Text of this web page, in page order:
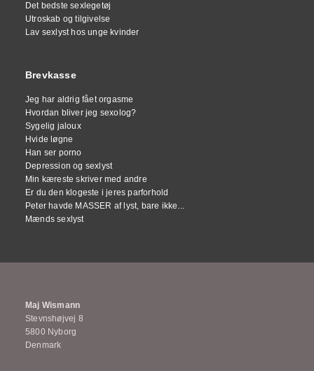
Det bedste sexlegetøj
Utroskab og tilgivelse
Lav sexlyst hos unge kvinder
Brevkasse
Jeg har aldrig fået orgasme
Hvordan bliver jeg sexolog?
Sygelig jaloux
Hvide løgne
Han ser porno
Depression og sexlyst
Min kæreste skriver med andre
Er du den klogeste i jeres parforhold
Peter havde MASSER af lyst, bare ikke...
Mænds sexlyst
Maj Wismann
Stevnshøjvej 8
5800 Nyborg
Denmark